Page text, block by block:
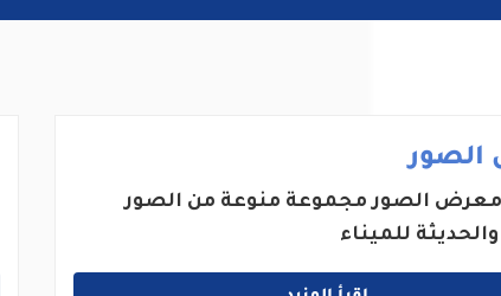
الصور مجموعة منوعة من الصور
للميناء